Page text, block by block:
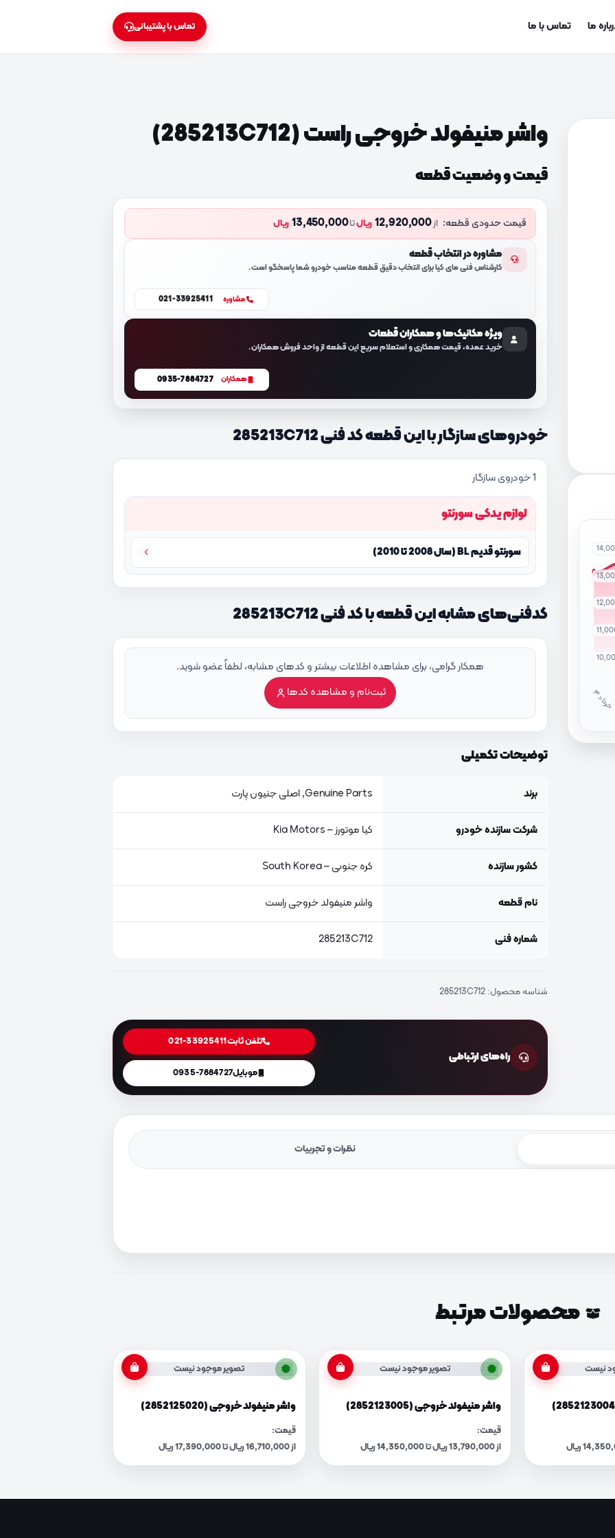
ما تماس با ما تماس با پشتیبانی
خ
ر
داد
۳
واشر منیفولد خروجی راست (285213C712)
قیمت و وضعیت قطعه
قیمت حدودی قطعه: از12,920,000 ریالتا13,450,000ریال
مشاوره در انتخاب قطعه
کارشناس فنی مای کیا برای انتخاب دقیق قطعه مناسب خودرو شما پاسخگو است.
مشاوره 021-33925411
ویژه مکانیک‌ها و همکاران قطعات
خرید عمده، قیمت همکاری و استعلام سریع این قطعه از واحد فروش همکاران.
همکاران 0935-7884727
خودروهای سازگار با این قطعه کد فنی 285213C712
1 خودروی سازگار
لوازم یدکی سورنتو
سورنتو قدیم BL (سال 2008 تا 2010)
کدفنی‌های مشابه این قطعه با کد فنی 285213C712
همکار گرامی، برای مشاهده اطلاعات بیشتر و کدهای مشابه، لطفاً عضو شوید.
ثبت‌نام و مشاهده کدها
توضیحات تکمیلی
برند Genuine Parts, اصلی جنیون پارت
شرکت سازنده خودرو کیا موتورز – Kia Motors
کشور سازنده کره جنوبی – South Korea
نام قطعه واشر منیفولد خروجی راست
شماره فنی 285213C712
شناسه محصول:285213C712
راه‌های ارتباطی
تلفن ثابت021-33925411
موبایل0935-7884727
نظرات و تجربیات
محصولات مرتبط
نیست تصویر موجود نیست
واشر منیفولد خروجی (2852123005)
قیمت:
از 13,790,000 ریال تا 14,350,000 ریال
تصویر موجود نیست
واشر منیفولد خروجی (2852125020)
قیمت:
از 16,710,000 ریال تا 17,390,000 ریال